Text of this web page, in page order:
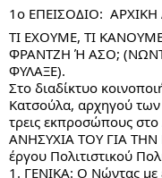
1ο ΕΠΕΙΣΟΔΙΟ:
ΤΙ ΕΧΟΥΜΕ, ΤΙ
ΦΡΑΝΤΖΗ Ή ΑΣΟ;
ΦΥΛΑΞΕ).
Στο διαδίκτυο
Κατσούλα, αρχηγού
τρεις εκπροσώπους
ΑΝΗΣΥΧΙΑ ΤΟΥ ΓΙΑ
έργου Πολιτιστικού
1. ΓΕΝΙΚΑ: Ο Νώντας με